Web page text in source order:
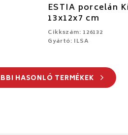
ESTIA porcelán
13x12x7 cm
Cikkszám: 126132
Gyártó: ILSA
HASONLÓ TERMÉKEK